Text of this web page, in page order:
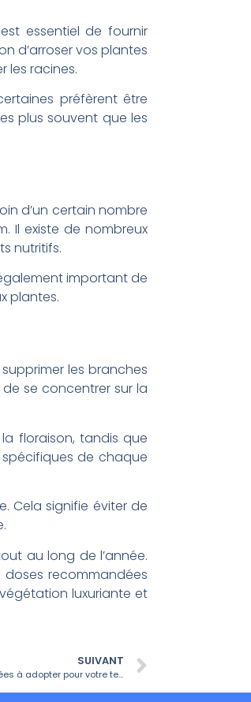
essentiel de fournir
d’arroser vos plantes
les racines.
préfèrent être
plus souvent que les
d’un certain nombre
Il existe de nombreux
nutritifs.
important de
plantes.
les branches
se concentrer sur la
floraison, tandis que
de chaque
Cela signifie éviter de
au long de l’année.
recommandées
luxuriante et
SUIVANT
Tendances actuelles en décoration extérieure : les idées à adopter pour votre terrasse ou balcon